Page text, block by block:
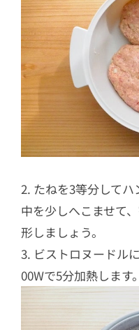
2. たねを3等分して
中を少しへこませて
形しましょう。
3. ビストロヌードル
00Wで5分加熱します。